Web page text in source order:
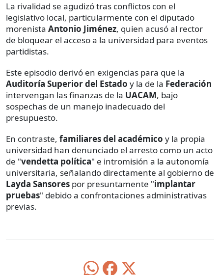
La rivalidad se agudizó tras conflictos con el
legislativo local, particularmente con el diputado
morenista Antonio Jiménez, quien acusó al rector
de bloquear el acceso a la universidad para eventos
partidistas.
Este episodio derivó en exigencias para que la
Auditoría Superior del Estado y la de la Federación
intervengan las finanzas de la UACAM, bajo
sospechas de un manejo inadecuado del
presupuesto.
En contraste, familiares del académico y la propia
universidad han denunciado el arresto como un acto
de "vendetta política" e intromisión a la autonomía
universitaria, señalando directamente al gobierno de
Layda Sansores por presuntamente "implantar
pruebas" debido a confrontaciones administrativas
previas.